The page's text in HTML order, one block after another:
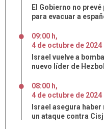
El Gobierno no
para evacuar a
09:00 h,
4 de octubre de 2024
Israel vuelve a
nuevo líder de
08:00 h,
4 de octubre de 2024
Israel asegura
un ataque contra